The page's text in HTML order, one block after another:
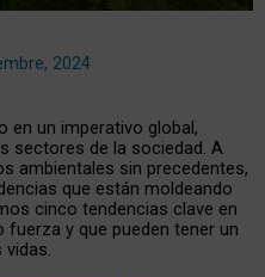
2024
en un imperativo global,
sectores de la sociedad. A
ambientales sin precedentes,
que están moldeando
cinco tendencias clave en
fuerza y que pueden tener un